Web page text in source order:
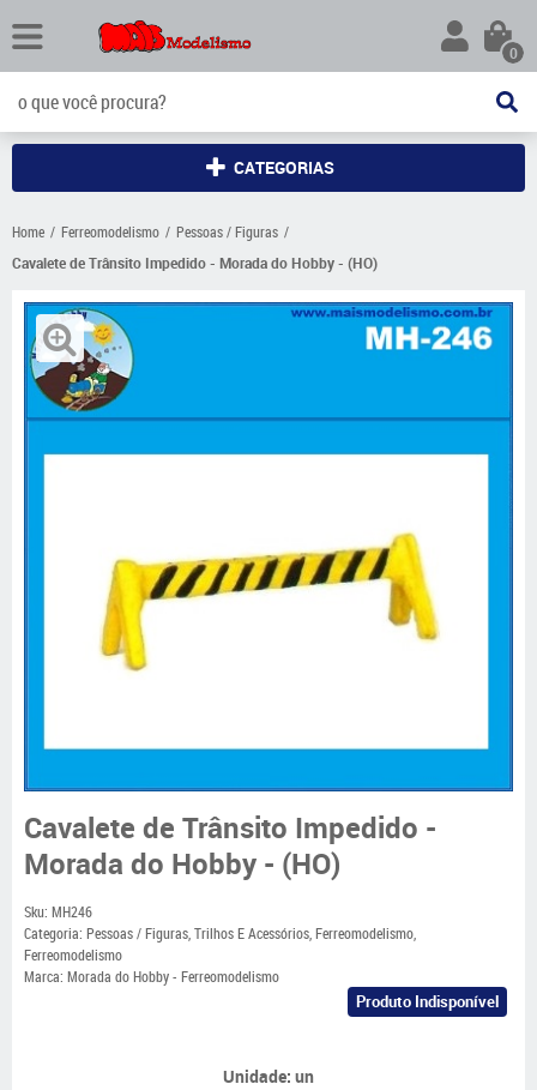
0
CATEGORIAS
Home Ferreomodelismo
Pessoas / Figuras
Cavalete de Trânsito Impedido - Morada do Hobby - (HO)
Cavalete de Trânsito Impedido -
Morada do Hobby - (HO)
Sku: MH246
Categoria: Pessoas / Figuras,Trilhos E Acessórios,Ferreomodelismo,
Ferreomodelismo
Marca: Morada do Hobby - Ferreomodelismo
Produto Indisponível
Unidade: un